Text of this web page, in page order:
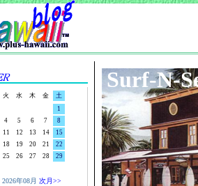
火 水 木 金
土
1
4 5 6 7
8
11 12 13 14
15
18 19 20 21
22
25 26 27 28
29
2026年08月 次月>>
Surf-N-